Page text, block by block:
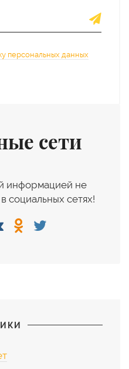
персональных данных
сети
информацией не
социальных сетях!